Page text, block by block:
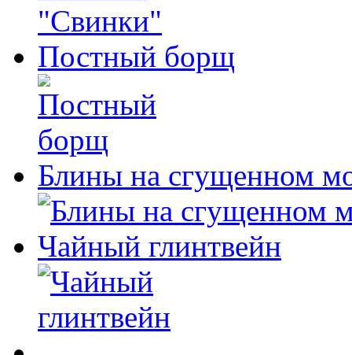
Постный борщ
Блины на сгущенном
Чайный глинтвейн